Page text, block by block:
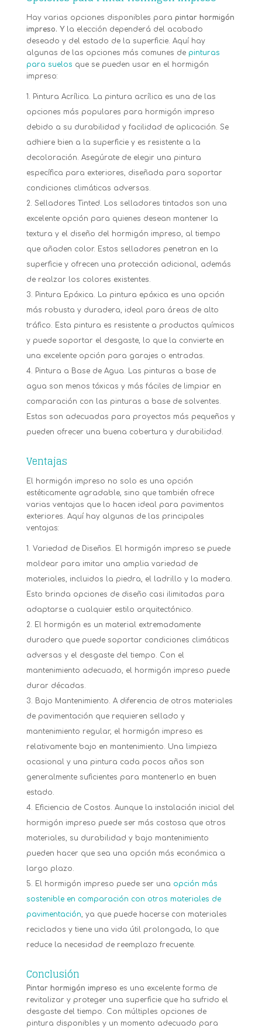
Hay varias opciones disponibles para pintar hormigón
impreso. Yla elección dependerá del acabado
deseado y del estado de la superficie. Aquí hay
algunas de las opciones más comunes de pinturas
para suelos que se pueden usar en el hormigón
impreso:
Pintura Acrílica. La pintura acrílica es una de las
opciones más populares para hormigón impreso
debido a su durabilidad y facilidad de aplicación. Se
adhiere bien a la superficie y es resistente a la
decoloración. Asegúrate de elegir una pintura
específica para exteriores, diseñada para soportar
condiciones climáticas adversas.
Selladores Tinted. Los selladores tintados son una
excelente opción para quienes desean mantener la
textura y el diseño del hormigón impreso, al tiempo
que añaden color. Estos selladores penetran en la
superficie y ofrecen una protección adicional, además
de realzar los colores existentes.
Pintura Epóxica. La pintura epóxica es una opción
más robusta y duradera, ideal para áreas de alto
tráfico. Esta pintura es resistente a productos químicos
y puede soportar el desgaste, lo que la convierte en
una excelente opción para garajes o entradas.
Pintura a Base de Agua. Las pinturas a base de
agua son menos tóxicas y más fáciles de limpiar en
comparación con las pinturas a base de solventes.
Estas son adecuadas para proyectos más pequeños y
pueden ofrecer una buena cobertura y durabilidad.
Ventajas
El hormigón impreso no solo es una opción
estéticamente agradable, sino que también ofrece
varias ventajas que lo hacen ideal para pavimentos
exteriores. Aquí hay algunas de las principales
ventajas:
Variedad de Diseños. El hormigón impreso se puede
moldear para imitar una amplia variedad de
materiales, incluidos la piedra, el ladrillo y la madera.
Esto brinda opciones de diseño casi ilimitadas para
adaptarse a cualquier estilo arquitectónico.
El hormigón es un material extremadamente
duradero que puede soportar condiciones climáticas
adversas y el desgaste del tiempo. Con el
mantenimiento adecuado, el hormigón impreso puede
durar décadas.
Bajo Mantenimiento. A diferencia de otros materiales
de pavimentación que requieren sellado y
mantenimiento regular, el hormigón impreso es
relativamente bajo en mantenimiento. Una limpieza
ocasional y una pintura cada pocos años son
generalmente suficientes para mantenerlo en buen
estado.
Eficiencia de Costos. Aunque la instalación inicial del
hormigón impreso puede ser más costosa que otros
materiales, su durabilidad y bajo mantenimiento
pueden hacer que sea una opción más económica a
largo plazo.
El hormigón impreso puede ser una opción más
sostenible en comparación con otros materiales de
pavimentación , ya que puede hacerse con materiales
reciclados y tiene una vida útil prolongada, lo que
reduce la necesidad de reemplazo frecuente.
Conclusión
Pintar hormigón impreso es una excelente forma de
revitalizar y proteger una superficie que ha sufrido el
desgaste del tiempo. Con múltiples opciones de
pintura disponibles y un momento adecuado para